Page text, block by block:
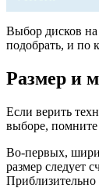
Выбор дисков
подобрать, и по
Размер и
Если верить
выборе,
Во-первых,
размер следует
Приблизительно